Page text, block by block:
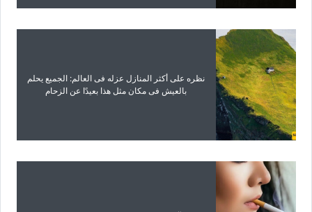
نظره على أکثر المنازل عزله فی العالم: الجمیع یحلم
بالعیش فی مکان مثل هذا بعیدًا عن الزحام